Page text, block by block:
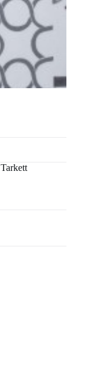
Tarkett